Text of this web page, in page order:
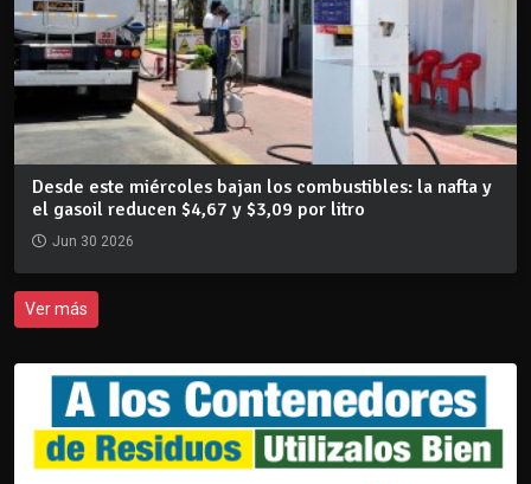
Desde este miércoles bajan los combustibles: la nafta y
el gasoil reducen $4,67 y $3,09 por litro
Jun 30 2026
Ver más